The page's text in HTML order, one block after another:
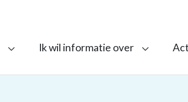
Ik wil informatie over